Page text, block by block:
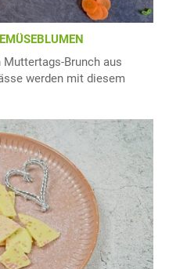
Muttertags-Brunch aus
werden mit diesem